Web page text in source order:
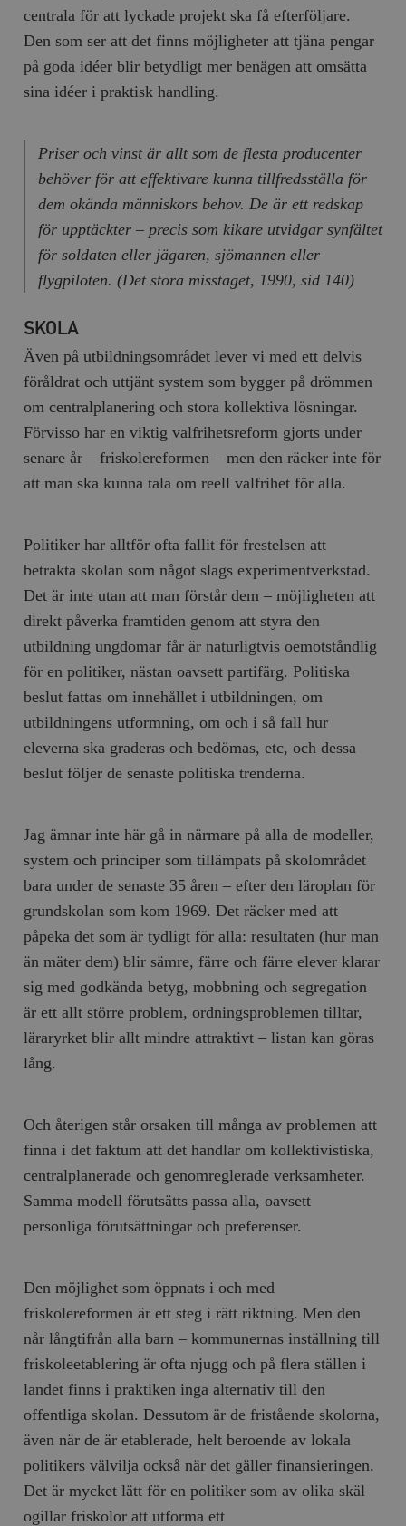
centrala för att lyckade projekt ska få efterföljare.
Den som ser att det finns möjligheter att tjäna pengar
på goda idéer blir betydligt mer benägen att omsätta
sina idéer i praktisk handling.
Priser och vinst är allt som de flesta producenter
behöver för att effektivare kunna tillfredsställa för
dem okända människors behov. De är ett redskap
för upptäckter – precis som kikare utvidgar synfältet
för soldaten eller jägaren, sjömannen eller
flygpiloten. (Det stora misstaget, 1990, sid 140)
SKOLA
Även på utbildningsområdet lever vi med ett delvis
föråldrat och uttjänt system som bygger på drömmen
om centralplanering och stora kollektiva lösningar.
Förvisso har en viktig valfrihetsreform gjorts under
senare år – friskolereformen – men den räcker inte för
att man ska kunna tala om reell valfrihet för alla.
Politiker har alltför ofta fallit för frestelsen att
betrakta skolan som något slags experimentverkstad.
Det är inte utan att man förstår dem – möjligheten att
direkt påverka framtiden genom att styra den
utbildning ungdomar får är naturligtvis oemotståndlig
för en politiker, nästan oavsett partifärg. Politiska
beslut fattas om innehållet i utbildningen, om
utbildningens utformning, om och i så fall hur
eleverna ska graderas och bedömas, etc, och dessa
beslut följer de senaste politiska trenderna.
Jag ämnar inte här gå in närmare på alla de modeller,
system och principer som tillämpats på skolområdet
bara under de senaste 35 åren – efter den läroplan för
grundskolan som kom 1969. Det räcker med att
påpeka det som är tydligt för alla: resultaten (hur man
än mäter dem) blir sämre, färre och färre elever klarar
sig med godkända betyg, mobbning och segregation
är ett allt större problem, ordningsproblemen tilltar,
läraryrket blir allt mindre attraktivt – listan kan göras
lång.
Och återigen står orsaken till många av problemen att
finna i det faktum att det handlar om kollektivistiska,
centralplanerade och genomreglerade verksamheter.
Samma modell förutsätts passa alla, oavsett
personliga förutsättningar och preferenser.
Den möjlighet som öppnats i och med
friskolereformen är ett steg i rätt riktning. Men den
når långtifrån alla barn – kommunernas inställning till
friskoleetablering är ofta njugg och på flera ställen i
landet finns i praktiken inga alternativ till den
offentliga skolan. Dessutom är de fristående skolorna,
även när de är etablerade, helt beroende av lokala
politikers välvilja också när det gäller finansieringen.
Det är mycket lätt för en politiker som av olika skäl
ogillar friskolor att utforma ett